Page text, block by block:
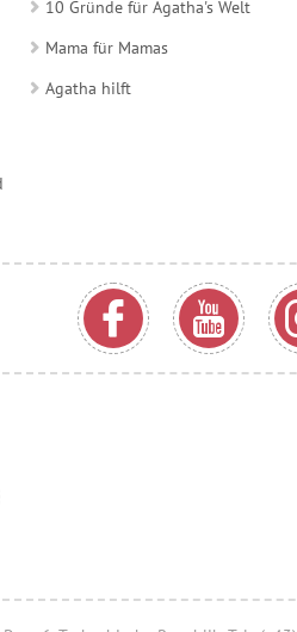
10 Gründe für Agatha's Welt
Mama für Mamas
Agatha hilft